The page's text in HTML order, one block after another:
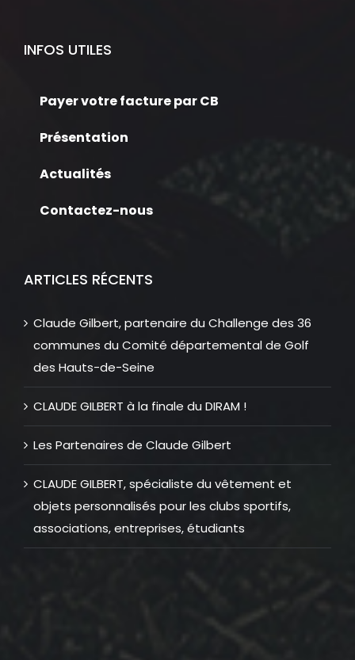
INFOS UTILES
Payer votre facture par CB
Présentation
Actualités
Contactez-nous
ARTICLES RÉCENTS
Claude Gilbert, partenaire du Challenge des 36
communes du Comité départemental de Golf
des Hauts-de-Seine
CLAUDE GILBERT à la finale du DIRAM !
Les Partenaires de Claude Gilbert
CLAUDE GILBERT, spécialiste du vêtement et
objets personnalisés pour les clubs sportifs,
associations, entreprises, étudiants